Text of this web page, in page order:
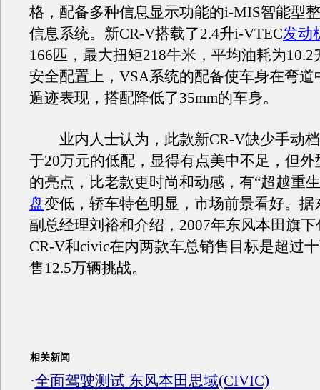
格，配备多种信息显示功能的i-MIS智能型
信息系统。新CR-V搭载了2.4升i-VTEC发动
166匹，最大扭矩218牛米，平均油耗为
安全配置上，VSA系统的配备使车身在弯道
遁迹表现，搭配降低了35mm的车身。
业内人士认为，此款新CR-V缺少手动
于20万元的低配，显得有点美中不足，但
的亮点，比老款更时尚和动感，有“超越重
盘变低，轿车特色明显，市场前景看好。据
副总经理刘裕和介绍，2007年东风本田旗
CR-V和civic在内两款车总销售目标是超过
售12.5万辆挑战。
相关新闻
·全面驾驶测试 东风本田思域(CIVIC)